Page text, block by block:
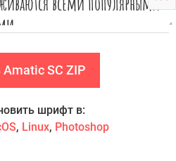
SC ZIP
шрифт в:
, Linux, Photoshop